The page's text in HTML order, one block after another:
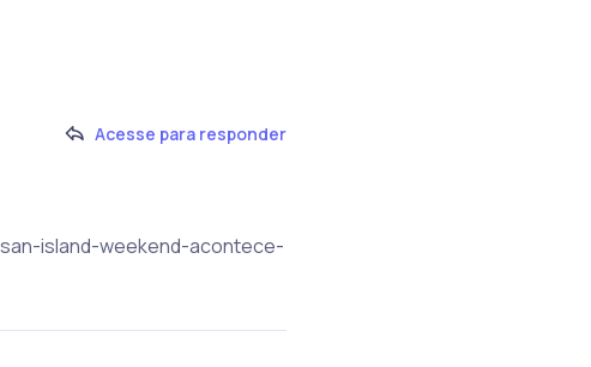
Acesse para responder
island-weekend-acontece-